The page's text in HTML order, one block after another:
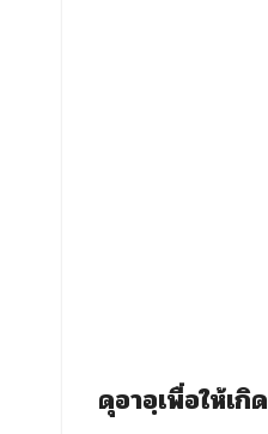
ดุอาอฺเพื่อให้เกิ